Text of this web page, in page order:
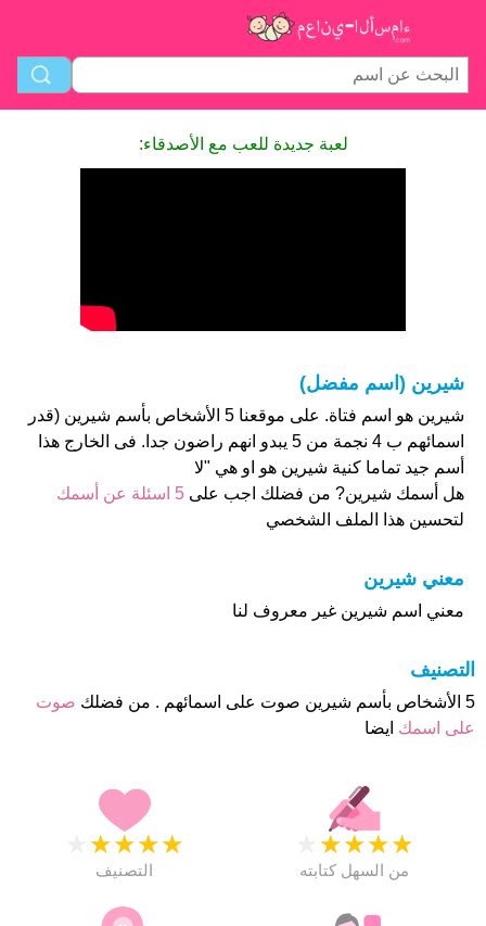
لعبة جديدة للعب مع الأصدقاء:
شيرين (اسم مفضل)
شيرين هو اسم فتاة. على موقعنا 5 الأشخاص بأسم شيرين (قدر
اسمائهم ب 4 نجمة من 5 يبدو انهم راضون جدا. فى الخارج هذا
أسم جيد تماما كنية شيرين هو او هي "لا
هل أسمك شيرين? من فضلك اجب على 5 اسئلة عن أسمك
لتحسين هذا الملف الشخصي
معني شيرين
معني اسم شيرين غير معروف لنا
التصنيف
5 الأشخاص بأسم شيرين صوت على اسمائهم . من فضلك
صوت
على اسمك ايضا
★
★
★
★
التصنيف
★
★
★
★
من السهل كتابته